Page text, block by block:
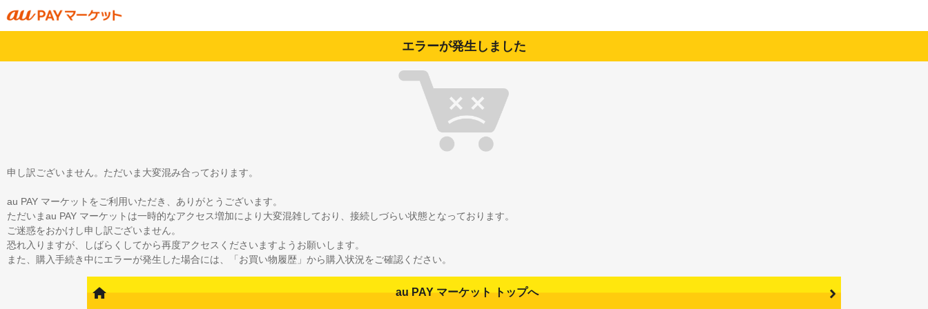
エラーが発生しました
申し訳ございません。ただいま大変混み合っております。
au PAY マーケットをご利用いただき、ありがとうございます。
ただいまau PAY マーケットは一時的なアクセス増加により大変混雑しており、接続しづらい状態となっております。
ご迷惑をおかけし申し訳ございません。
恐れ入りますが、しばらくしてから再度アクセスくださいますようお願いします。
また、購入手続き中にエラーが発生した場合には、「お買い物履歴」から購入状況をご確認ください。
au PAY マーケット トップへ